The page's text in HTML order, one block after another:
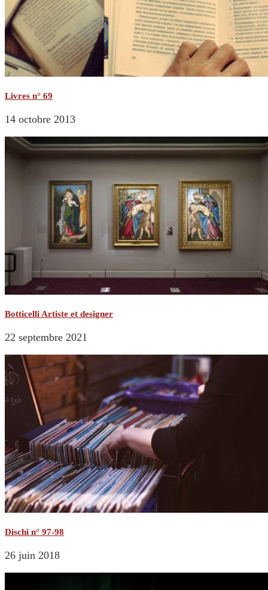
Livres n° 69
14 octobre 2013
Botticelli Artiste et designer
22 septembre 2021
Dischi n° 97-98
26 juin 2018